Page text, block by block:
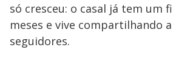
só cresceu: o casal já tem um
meses e vive compartilhando
seguidores.